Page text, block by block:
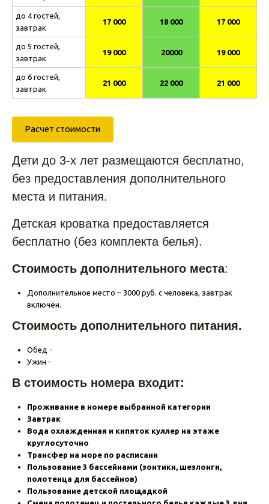
до 4 гостей,
завтрак
17 000 18 000 17 000
до 5 гостей,
завтрак
19 000 20000 19 000
до 6 гостей,
завтрак
21 000 22 000 21 000
Расчет стоимости
Дети до 3-х лет размещаются бесплатно,
без предоставления дополнительного
места и питания.
Детская кроватка предоставляется
бесплатно (без комплекта белья).
Стоимость дополнительного места:
Дополнительное место – 3000 руб. с человека, завтрак
включён.
Стоимость дополнительного питания.
Обед -
Ужин -
В стоимость номера входит:
Проживание в номере выбранной категории
Завтрак
Вода охлажденная и кипяток куллер на этаже
круглосуточно
Трансфер на море по расписани
Пользование 3 бассейнами (зонтики, шезлонги,
полотенца для бассейнов)
Пользование детской площадкой